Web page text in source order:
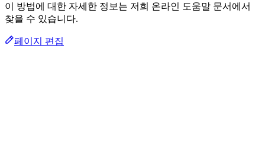
이 방법에 대한 자세한 정보는 저희 온라인 도움말 문서에서
찾을 수 있습니다.
페이지 편집